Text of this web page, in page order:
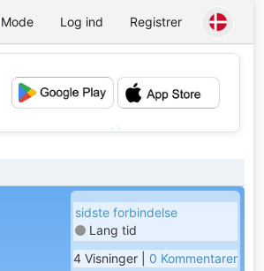
Mode Log ind Registrer
sidste forbindelse
Lang tid
4 Visninger | 0 Kommentarer